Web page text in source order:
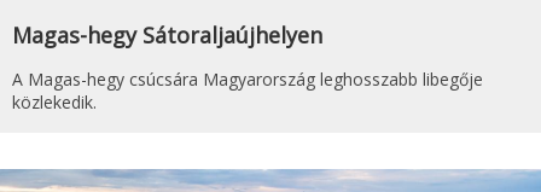
Magas-hegy Sátoraljaújhelyen
A Magas-hegy csúcsára Magyarország leghosszabb libegője
közlekedik.